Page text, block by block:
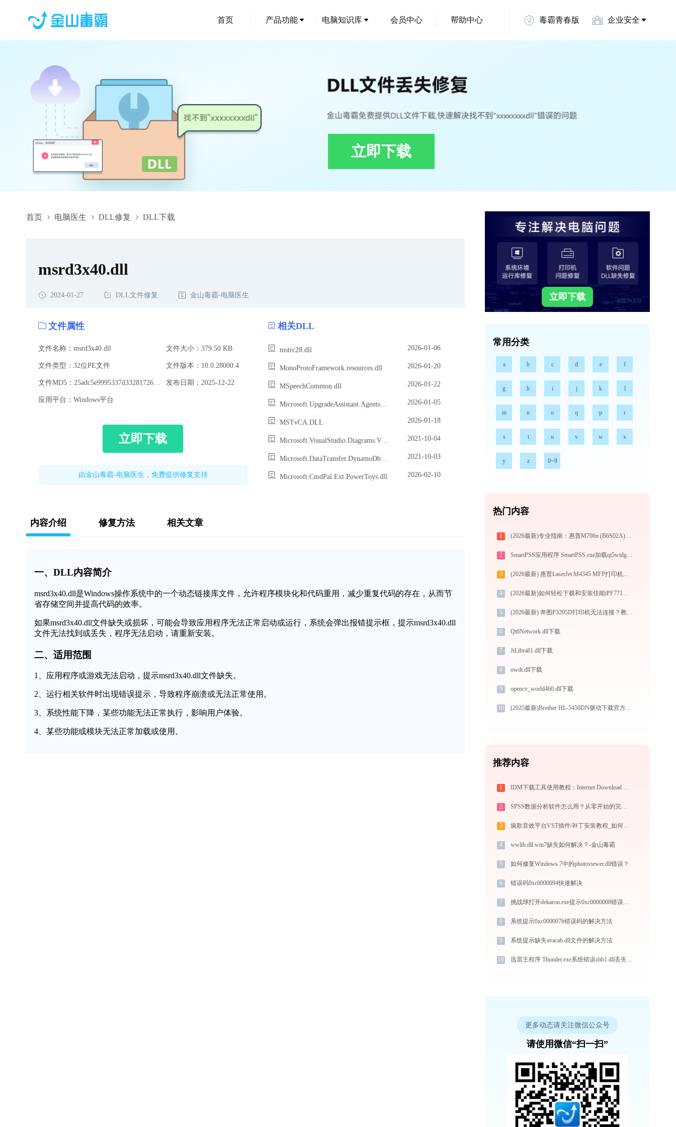
首页 产品功能 电脑知识库 会员中心 帮助中心 毒霸青春版 企业安全
立即下载
首页 电脑医生 DLL修复 DLL下载
msrd3x40.dll,msrd3x40.dll下载,msrd3x40.dll修复
msrd3x40.dll
2024-01-27 DLL文件修复 金山毒霸-电脑医生
文件属性
文件名称：msrd3x40.dll 文件大小：379.50 KB
文件类型：32位PE文件 文件版本：10.0.28000.4
发布日期：2025-12-22
应用平台：Windows平台
立即下载
由金山毒霸-电脑医生，免费提供修复支持
相关DLL
mstrc28.dll 2026-01-06
MonoProtoFramework.resources.dll 2026-01-20
MSpeechCommon.dll 2026-01-22
Microsoft.UpgradeAssistant.Agents.Mcp.dll 2026-01-05
MSTvCA.DLL 2026-01-18
Microsoft.VisualStudio.Diagrams.View.11.0.dll 2021-10-04
Microsoft.DataTransfer.DynamoDb.Wpf.dll 2021-10-03
Microsoft.CmdPal.Ext.PowerToys.dll 2026-02-10
内容介绍 修复方法 相关文章
一、DLL内容简介
msrd3x40.dll是Windows操作系统中的一个动态链接库文件，允许程序模块化和代码重用，减少重复代码的存在，从而节
省存储空间并提高代码的效率。
如果msrd3x40.dll文件缺失或损坏，可能会导致应用程序无法正常启动或运行，系统会弹出报错提示框，提示msrd3x40.dll
文件无法找到或丢失，程序无法启动，请重新安装。
二、适用范围
1、应用程序或游戏无法启动，提示msrd3x40.dll文件缺失。
2、运行相关软件时出现错误提示，导致程序崩溃或无法正常使用。
3、系统性能下降，某些功能无法正常执行，影响用户体验。
4、某些功能或模块无法正常加载或使用。
立即下载
常用分类
a b c d e f
g h i j k l
m n o q p r
s t u v w x
y z 0~9
热门内容
1 (2026最新)专业指南：惠普M706n (B6S02A)打印机驱动的下载与安装步骤详解
2 SmartPSS应用程序 SmartPSS.exe加载qt5widgets.dll文件丢失处理办法
3 (2026最新) 惠普LaserJet M4345 MFP打印机连接问题解决方法 - 金山毒霸
4 (2026最新)如何轻松下载和安装佳能iPF771MFP打印机驱动？跟着这篇指南走
5 (2026最新) 奔图P3205D打印机无法连接？教你轻松解决！-金山毒霸
6 Qt6Network.dll下载
7 JtLibra81.dll下载
8 owdt.dll下载
9 opencv_world460.dll下载
10 (2025最新)Brother HL-5450DN驱动下载官方Win11/Win10兼容
推荐内容
1 IDM下载工具使用教程：Internet Download Manager高速下载与视频抓取完全指南
2 SPSS数据分析软件怎么用？从零开始的完整操作指南（附实战案例）
3 疯歌音效平台VST插件/补丁安装教程_如何加载插件效果包
4 wwlib.dll win7缺失如何解决？-金山毒霸
5 如何修复Windows 7中的photoviewer.dll错误？
6 错误码0xc0000094快速解决
7 挑战球打开dekaron.exe提示0xc0000008错误码怎么办
8 系统提示0xc000007b错误码的解决方法
9 系统提示缺失avacab.dll文件的解决方法
10 迅雷主程序 Thunder.exe系统错误zlib1.dll丢失如何解决
更多动态请关注微信公众号
请使用微信“扫一扫”